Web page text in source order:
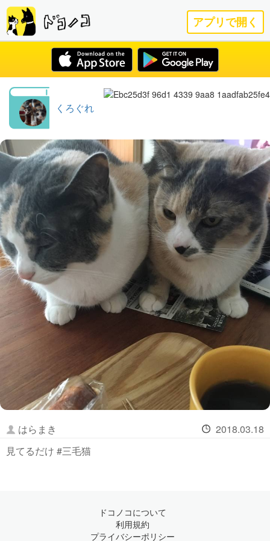
アプリで開く
くろぐれ
はらまき
2018.03.18
見てるだけ #三毛猫
ドコノコについて
利用規約
プライバシーポリシー